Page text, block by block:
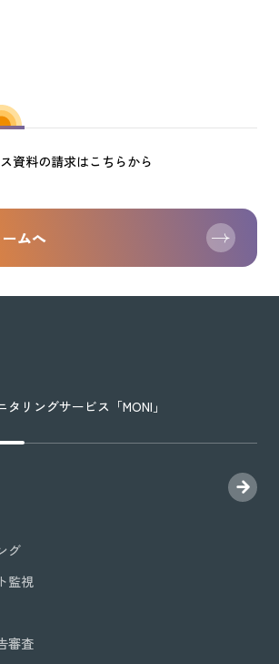
資料の請求はこちらから
ムへ
リングサービス「MONI」
グ
監視
審査